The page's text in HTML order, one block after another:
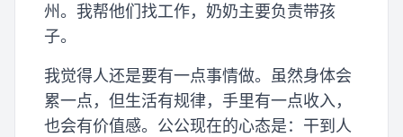
州。我帮他们找工作，奶奶主要负责带孩
子。
我觉得人还是要有一点事情做。虽然身体会
累一点，但生活有规律，手里有一点收入，
也会有价值感。公公现在的心态是：干到人